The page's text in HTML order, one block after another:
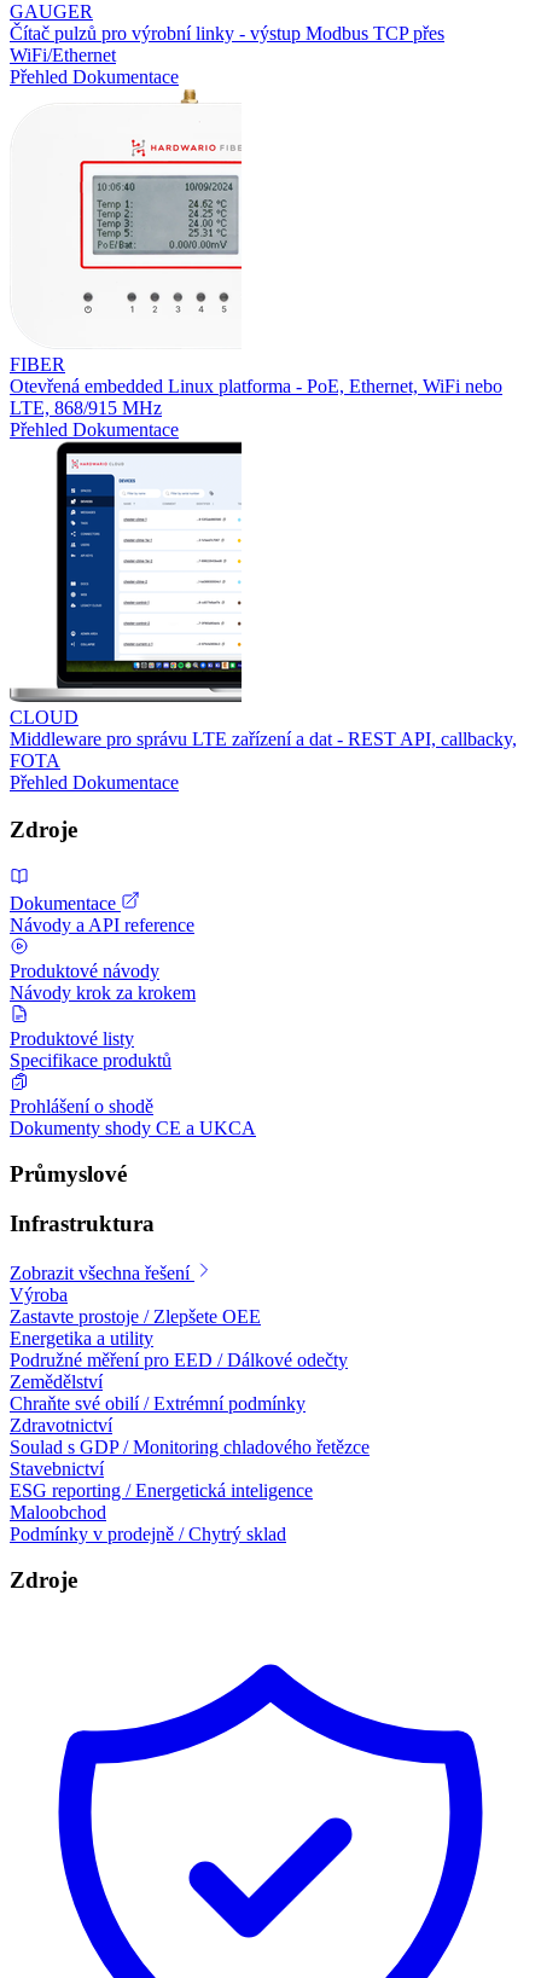
GAUGER
Čítač pulzů pro výrobní linky - výstup Modbus TCP přes
WiFi/Ethernet
Přehled Dokumentace
FIBER
Otevřená embedded Linux platforma - PoE, Ethernet, WiFi nebo
LTE, 868/915 MHz
Přehled Dokumentace
CLOUD
Middleware pro správu LTE zařízení a dat - REST API, callbacky,
FOTA
Přehled Dokumentace
Zdroje
Dokumentace
Návody a API reference
Produktové návody
Návody krok za krokem
Produktové listy
Specifikace produktů
Prohlášení o shodě
Dokumenty shody CE a UKCA
Průmyslové
Infrastruktura
Zobrazit všechna řešení
Výroba
Zastavte prostoje / Zlepšete OEE
Energetika a utility
Podružné měření pro EED / Dálkové odečty
Zemědělství
Chraňte své obilí / Extrémní podmínky
Zdravotnictví
Soulad s GDP / Monitoring chladového řetězce
Stavebnictví
ESG reporting / Energetická inteligence
Maloobchod
Podmínky v prodejně / Chytrý sklad
Zdroje